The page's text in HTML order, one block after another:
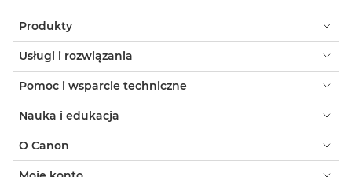
Produkty
Usługi i rozwiązania
Pomoc i wsparcie techniczne
Nauka i edukacja
O Canon